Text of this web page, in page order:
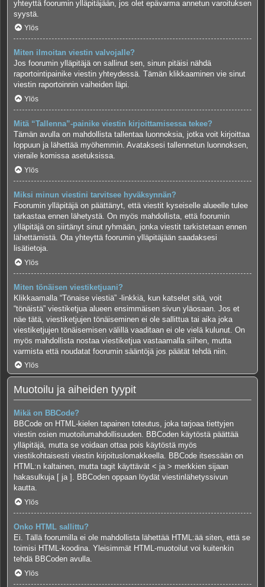
yhteyttä foorumin ylläpitäjään, jos olet epävarma annetun varoituksen
syystä.
Ylös
Miten ilmoitan viestin valvojalle?
Jos foorumin ylläpitäjä on sallinut sen, sinun pitäisi nähdä
raportointipainike viestin yhteydessä. Tämän klikkaaminen vie sinut
viestin raportoinnin vaiheiden läpi.
Ylös
Mitä “Tallenna”-painike viestin kirjoittamisessa tekee?
Tämän avulla on mahdollista tallentaa luonnoksia, jotka voit kirjoittaa
loppuun ja lähettää myöhemmin. Avataksesi tallennetun luonnoksen,
vieraile komissa asetuksissa.
Ylös
Miksi minun viestini tarvitsee hyväksynnän?
Foorumin ylläpitäjä on päättänyt, että viestit kyseiselle alueelle tulee
tarkastaa ennen lähetystä. On myös mahdollista, että foorumin
ylläpitäjä on siirtänyt sinut ryhmään, jonka viestit tarkistetaan ennen
lähettämistä. Ota yhteyttä foorumin ylläpitäjään saadaksesi
lisätietoja.
Ylös
Miten tönäisen viestiketjuani?
Klikkaamalla “Tönaise viestiä” -linkkiä, kun katselet sitä, voit
“tönäistä” viestiketjua alueen ensimmäisen sivun yläosaan. Jos et
näe tätä, viestiketjujen tönäiseminen ei ole sallittua tai aika joka
viestiketjujen tönäisemisen välillä vaaditaan ei ole vielä kulunut. On
myös mahdollista nostaa viestiketjua vastaamalla siihen, mutta
varmista että noudatat foorumin sääntöjä jos päätät tehdä niin.
Ylös
Muotoilu ja aiheiden tyypit
Mikä on BBCode?
BBCode on HTML-kielen tapainen toteutus, joka tarjoaa tiettyjen
viestin osien muotoilumahdollisuuden. BBCoden käytöstä päättää
ylläpitäjä, mutta se voidaan ottaa pois käytöstä myös
viestikohtaisesti viestin kirjoituslomakkeella. BBCode itsessään on
HTML:n kaltainen, mutta tagit käyttävät < ja > merkkien sijaan
hakasulkuja [ ja ]. BBCoden oppaan löydät viestinlähetyssivun
kautta.
Ylös
Onko HTML sallittu?
Ei. Tällä foorumilla ei ole mahdollista lähettää HTML:ää siten, että se
toimisi HTML-koodina. Yleisimmät HTML-muotoilut voi kuitenkin
tehdä BBCoden avulla.
Ylös